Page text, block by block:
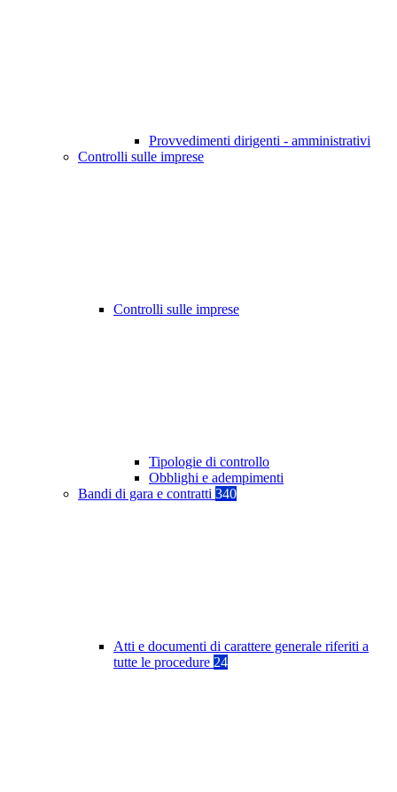
Provvedimenti dirigenti - amministrativi
Controlli sulle imprese
Controlli sulle imprese
Tipologie di controllo
Obblighi e adempimenti
Bandi di gara e contratti 340
Atti e documenti di carattere generale riferiti a
tutte le procedure 24